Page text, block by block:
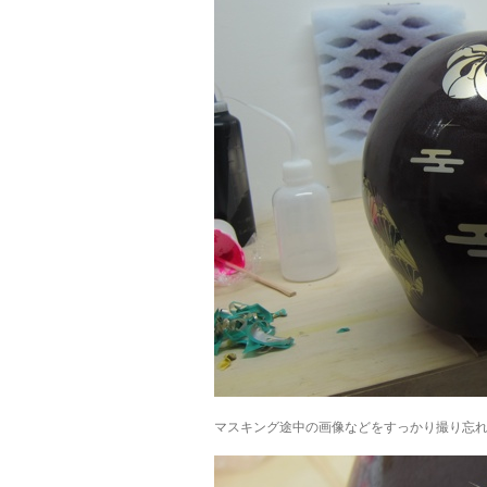
マスキング途中の画像などをすっかり撮り忘